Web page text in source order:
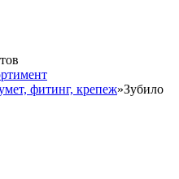
фитинг, крепеж»Зубило